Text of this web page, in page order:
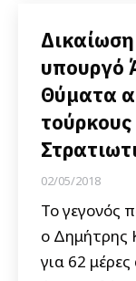
υπουργό
Θύματα
02/05/2018
Το γεγονός
ο Δημήτρης
για 62